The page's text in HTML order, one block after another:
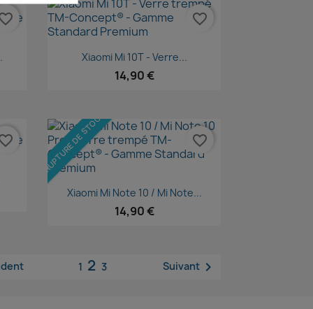
Aperçu rapide
Xiaomi Mi 10T - Verre...
14,90 €
favorite_border
Aperçu rapide
Xiaomi Mi Note 10 / Mi Note...
14,90 €
RUPTURE DE STOCK favorite_border
1 2 3 Suivant